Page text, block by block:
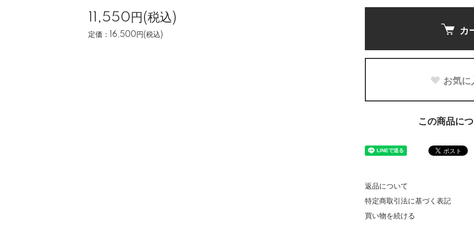
11,550円(税込)
定価：16,500円(税込) カ
お気に
この商品に
返品について
特定商取引法に基づく表記
買い物を続ける